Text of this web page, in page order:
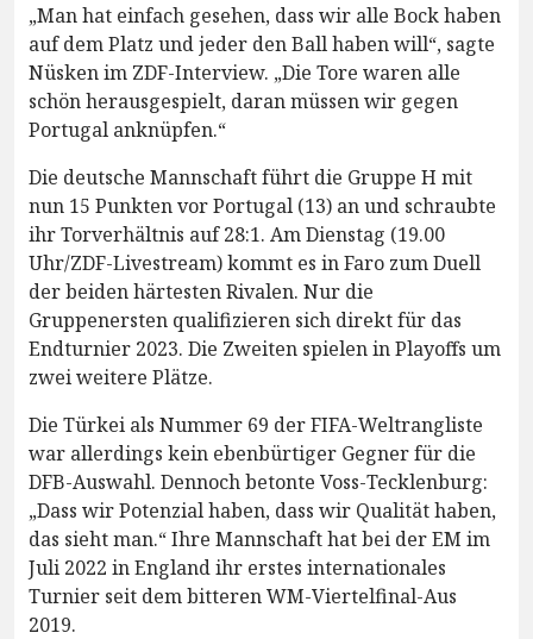
„Man hat einfach gesehen, dass wir alle Bock haben
auf dem Platz und jeder den Ball haben will“, sagte
Nüsken im ZDF-Interview. „Die Tore waren alle
schön herausgespielt, daran müssen wir gegen
Portugal anknüpfen.“
Die deutsche Mannschaft führt die Gruppe H mit
nun 15 Punkten vor Portugal (13) an und schraubte
ihr Torverhältnis auf 28:1. Am Dienstag (19.00
Uhr/ZDF-Livestream) kommt es in Faro zum Duell
der beiden härtesten Rivalen. Nur die
Gruppenersten qualifizieren sich direkt für das
Endturnier 2023. Die Zweiten spielen in Playoffs um
zwei weitere Plätze.
Die Türkei als Nummer 69 der FIFA-Weltrangliste
war allerdings kein ebenbürtiger Gegner für die
DFB-Auswahl. Dennoch betonte Voss-Tecklenburg:
„Dass wir Potenzial haben, dass wir Qualität haben,
das sieht man.“ Ihre Mannschaft hat bei der EM im
Juli 2022 in England ihr erstes internationales
Turnier seit dem bitteren WM-Viertelfinal-Aus
2019.